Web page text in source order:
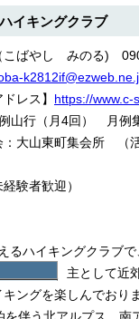
イキングクラブ
こばやし みのる)
レス】
https://www.c-
山行（月4回） 月例
：大山東町集会所
験者歓迎）
るハイキングクラブ
を目的に、主として近
ングを楽しんでおり